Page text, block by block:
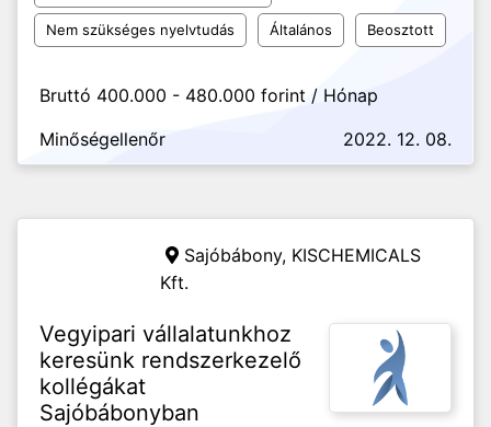
Nem szükséges nyelvtudás Általános Beosztott
Bruttó 400.000 - 480.000 forint / Hónap
Minőségellenőr
2022. 12. 08.
Sajóbábony, KISCHEMICALS
Kft.
Vegyipari vállalatunkhoz
keresünk rendszerkezelő
kollégákat
Sajóbábonyban